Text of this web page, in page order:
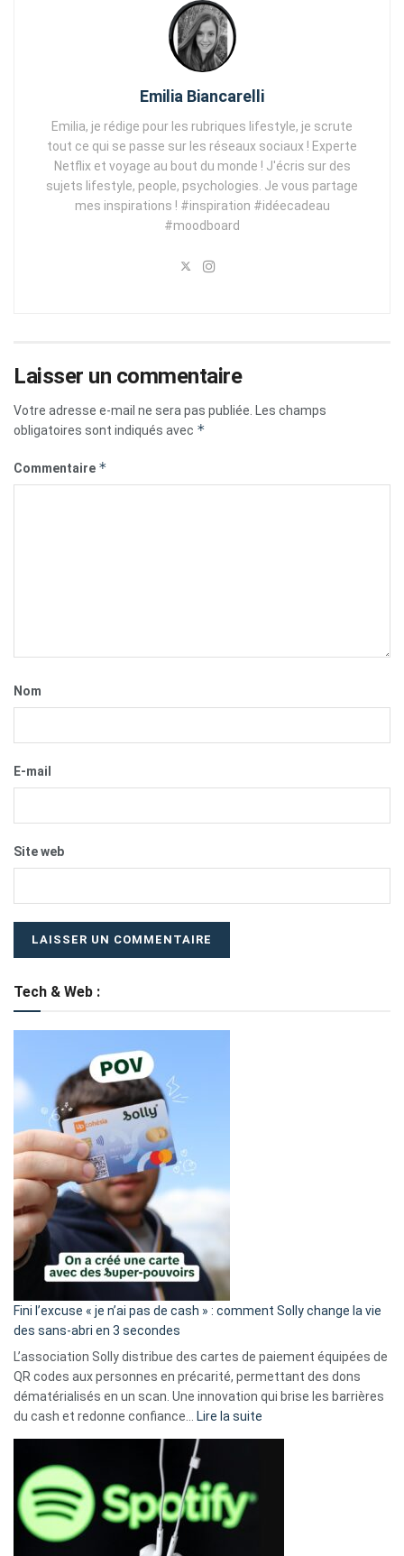
Emilia Biancarelli
Emilia, je rédige pour les rubriques lifestyle, je scrute
tout ce qui se passe sur les réseaux sociaux ! Experte
Netflix et voyage au bout du monde ! J'écris sur des
sujets lifestyle, people, psychologies. Je vous partage
mes inspirations ! #inspiration #idéecadeau
#moodboard
Laisser un commentaire
Votre adresse e-mail ne sera pas publiée.
Les champs
obligatoires sont indiqués avec *
Commentaire *
Nom
E-mail
Site web
Tech & Web :
Fini l’excuse « je n’ai pas de cash » : comment Solly change la vie
des sans-abri en 3 secondes
L’association Solly distribue des cartes de paiement équipées de
QR codes aux personnes en précarité, permettant des dons
dématérialisés en un scan. Une innovation qui brise les barrières
du cash et redonne confiance…
Lire la suite